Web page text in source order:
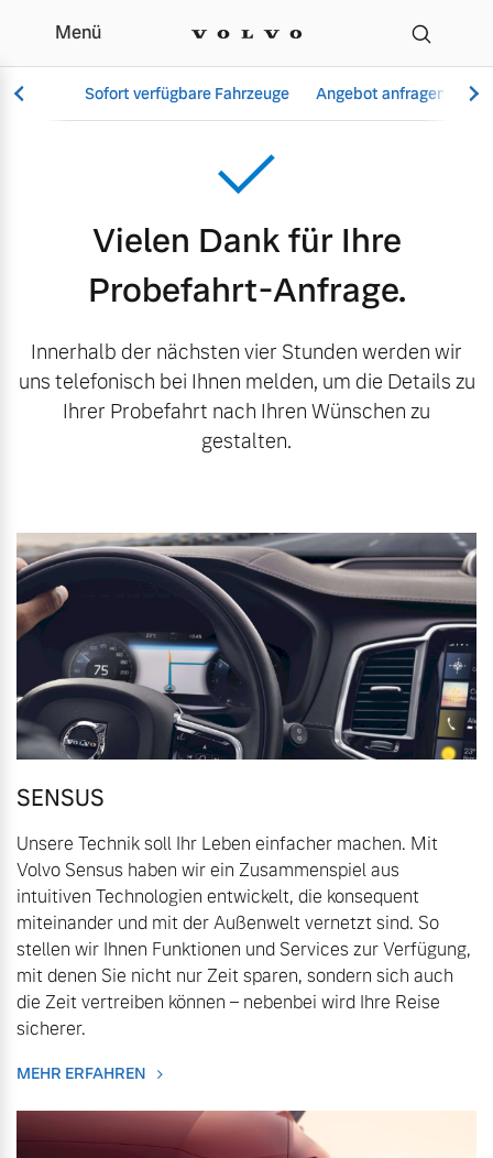
Danke Probefahrt
Menü
Sofort verfügbare Fahrzeuge Angebot anfragen
Vollelektrisch
6 Modelle
Plug-in Hybrid
3 Modelle
Mild-Hybrid
4 Modelle
Geschäftskunden
Editionsmodelle
Konnektivität
Angebot anfragen
Fahrzeug konfigurieren
Sofort verfügbare Fahrzeuge
Aktuelle Angebote
Volvo Gebrauchtwagenbörse
Gebrauchtwagen
Aktuelle Zubehörangebote
Zubehörkatalog
Aktuelle Serviceangebote
Service by Volvo
Sie erhalten bei uns eine
Vielzahl von Original
Volvo Winter- und
Mehr erfahren
Über uns
Kontakt und Anfahrt
Unsere News & Events
Vielen Dank für Ihre
Probefahrt-Anfrage.
Innerhalb der nächsten vier Stunden werden wir
uns telefonisch bei Ihnen melden, um die Details zu
Ihrer Probefahrt nach Ihren Wünschen zu
gestalten.
SENSUS
Unsere Technik soll Ihr Leben einfacher machen. Mit
Volvo Sensus haben wir ein Zusammenspiel aus
intuitiven Technologien entwickelt, die konsequent
miteinander und mit der Außenwelt vernetzt sind. So
stellen wir Ihnen Funktionen und Services zur Verfügung,
mit denen Sie nicht nur Zeit sparen, sondern sich auch
die Zeit vertreiben können – nebenbei wird Ihre Reise
sicherer.
MEHR ERFAHREN